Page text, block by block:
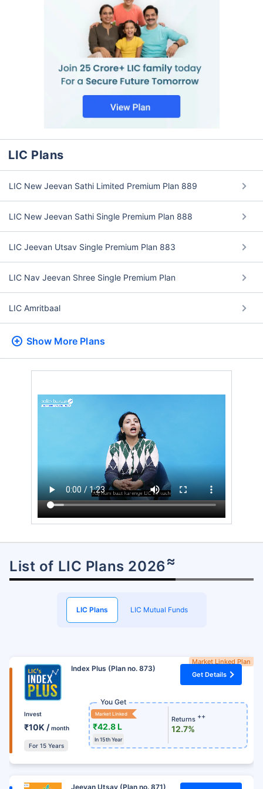
LIC Plans
LIC New Jeevan Sathi Limited Premium Plan 889
LIC New Jeevan Sathi Single Premium Plan 888
LIC Jeevan Utsav Single Premium Plan 883
LIC Nav Jeevan Shree Single Premium Plan
LIC Amritbaal
Show More Plans
List of LIC Plans 2026≈
LIC Plans LIC Mutual Funds
Market Linked Plan
Index Plus (Plan no. 873)
Get Details
Invest
₹10K /month
For 15 Years
You Get
Market Linked
₹42.8 L
In 15th Year
Returns ++
12.7%
Jeevan Utsav (Plan no. 871)